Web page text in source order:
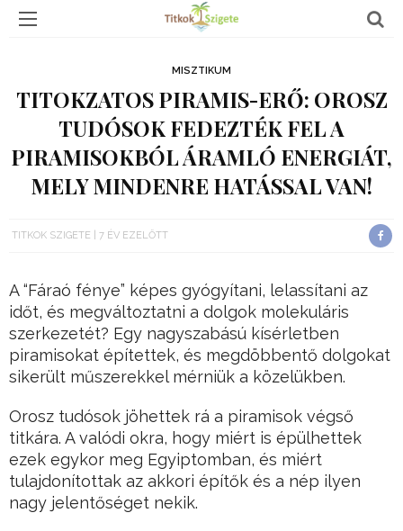
MISZTIKUM
TITOKZATOS PIRAMIS-ERŐ: OROSZ
TUDÓSOK FEDEZTÉK FEL A
PIRAMISOKBÓL ÁRAMLÓ ENERGIÁT,
MELY MINDENRE HATÁSSAL VAN!
TITKOK SZIGETE 7 ÉV EZELŐTT
A “Fáraó fénye” képes gyógyítani, lelassítani az
időt, és megváltoztatni a dolgok molekuláris
szerkezetét? Egy nagyszabású kísérletben
piramisokat építettek, és megdöbbentő dolgokat
sikerült műszerekkel mérniük a közelükben.
Orosz tudósok jöhettek rá a piramisok végső
titkára. A valódi okra, hogy miért is épülhettek
ezek egykor meg Egyiptomban, és miért
tulajdonítottak az akkori építők és a nép ilyen
nagy jelentőséget nekik.